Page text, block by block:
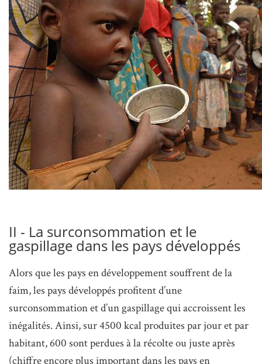
II - La surconsommation et le
gaspillage dans les pays développés
Alors que les pays en développement souffrent de la
faim, les pays développés profitent d’une
surconsommation et d’un gaspillage qui accroissent les
inégalités. Ainsi, sur 4500 kcal produites par jour et par
habitant, 600 sont perdues à la récolte ou juste après
(chiffre encore plus important dans les pays en